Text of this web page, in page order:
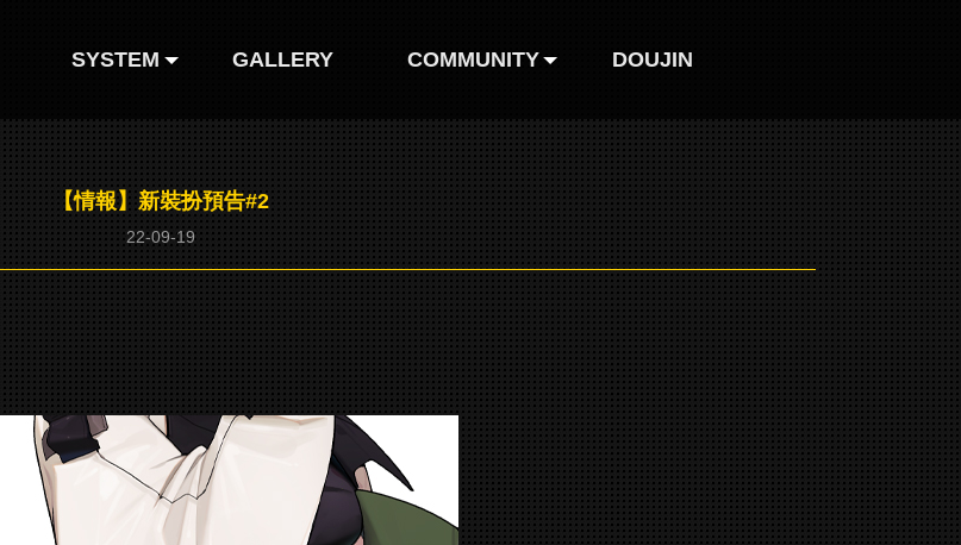
SYSTEM
人形装扮
GALLERY COMMUNITY DOUJIN
【情報】新裝扮預告#2
22-09-19